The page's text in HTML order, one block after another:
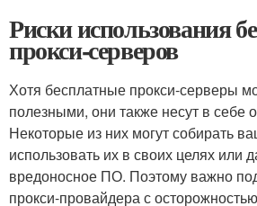
Риски использования
прокси-серверов
Хотя бесплатные прокси-серверы
полезными, они также несут в себе
Некоторые из них могут собирать
использовать их в своих целях или
вредоносное ПО. Поэтому важно
прокси-провайдера с